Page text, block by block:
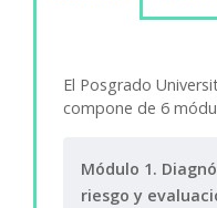
El Posgrado
compone de 6
Módulo 1.
riesgo y